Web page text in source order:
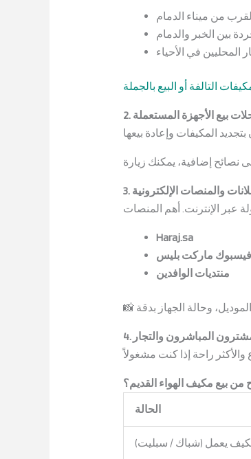
من ميناء الدمام
بين الخبر والدمام
المحليين في الأحياء
التالفة أو البيع بالجملة
بيع الأجهزة المستعملة
نصائح إضافية، يمكنك زيارة
والمنصات الإلكترونية
Haraj.sa
فيسبوك ماركت بليس
منتديات الوافدين
📸
المشترون المباشرون والتجار
من بيع مكيف الهواء القديم؟
الحالة
يعمل (شباك / سبليت)